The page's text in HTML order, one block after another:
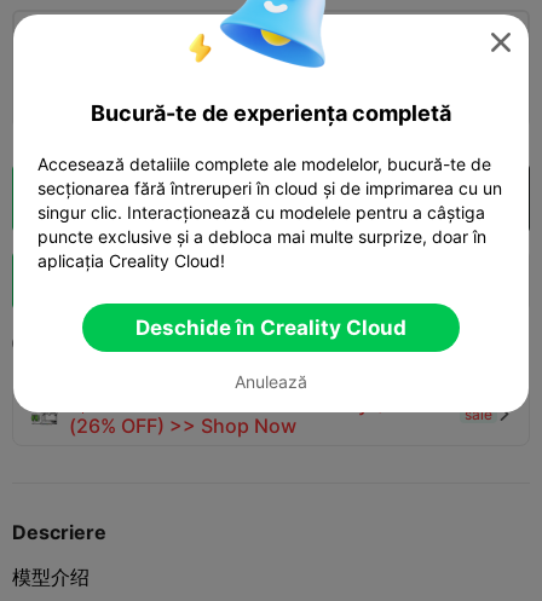
0.2mm layer, 2 walls, 15% infill
3.0
Secționare Cloud Deschide în Creality Cloud 
Boost
 2025-09-09
(26% OFF) >> Shop Now
sale 
Descriere
模型介绍

Bucură-te de experiența completă
Accesează detaliile complete ale modelelor, bucură-te de
secționarea fără întreruperi în cloud și de imprimarea cu un
singur clic. Interacționează cu modelele pentru a câștiga
puncte exclusive și a debloca mai multe surprize, doar în
aplicația Creality Cloud!
Deschide în Creality Cloud
Anulează